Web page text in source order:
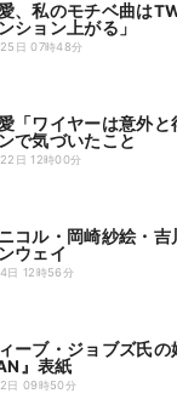
、私のモチベ曲は
ション上がる」
日 07時48分
「ワイヤーは意外
で気づいたこと
日 12時00分
コル・岡崎紗絵・
ウェイ
日 12時56分
ーブ・ジョブズ氏の
』表紙
日 09時50分